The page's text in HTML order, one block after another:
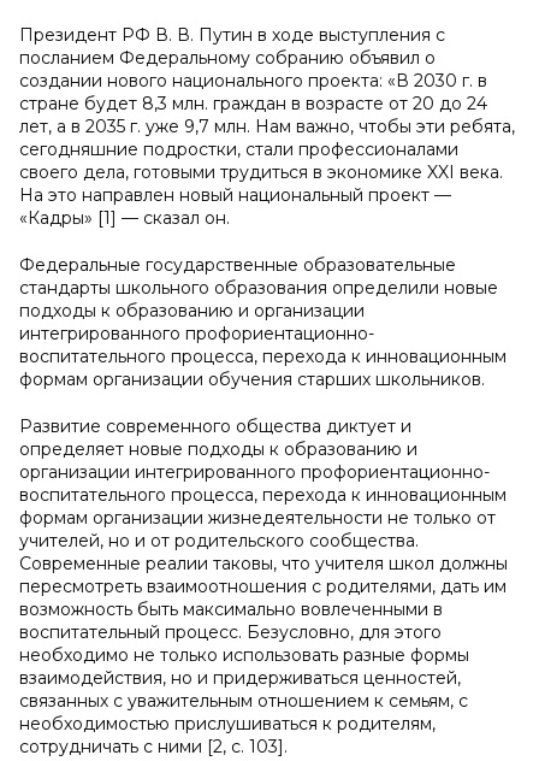
Президент РФ В. В. Путин в ходе выступления с
посланием Федеральному собранию объявил о
создании нового национального проекта: «В 2030 г. в
стране будет 8,3 млн. граждан в возрасте от 20 до 24
лет, а в 2035 г. уже 9,7 млн. Нам важно, чтобы эти ребята,
сегодняшние подростки, стали профессионалами
своего дела, готовыми трудиться в экономике XXI века.
На это направлен новый национальный проект —
«Кадры» [1] — сказал он.
Федеральные государственные образовательные
стандарты школьного образования определили новые
подходы к образованию и организации
интегрированного профориентационно-
воспитательного процесса, перехода к инновационным
формам организации обучения старших школьников.
Развитие современного общества диктует и
определяет новые подходы к образованию и
организации интегрированного профориентационно-
воспитательного процесса, перехода к инновационным
формам организации жизнедеятельности не только от
учителей, но и от родительского сообщества.
Современные реалии таковы, что учителя школ должны
пересмотреть взаимоотношения с родителями, дать им
возможность быть максимально вовлеченными в
воспитательный процесс. Безусловно, для этого
необходимо не только использовать разные формы
взаимодействия, но и придерживаться ценностей,
связанных с уважительным отношением к семьям, с
необходимостью прислушиваться к родителям,
сотрудничать с ними [2, с. 103].